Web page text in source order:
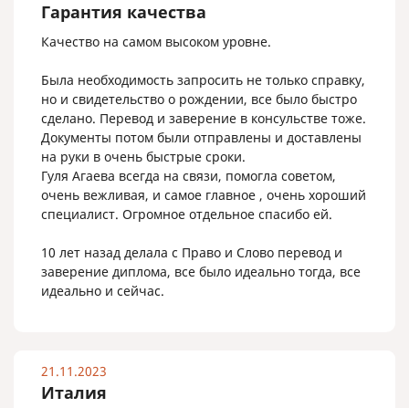
Гарантия качества
Качество на самом высоком уровне.
Была необходимость запросить не только справку,
но и свидетельство о рождении, все было быстро
сделано. Перевод и заверение в консульстве тоже.
Документы потом были отправлены и доставлены
на руки в очень быстрые сроки.
Гуля Агаева всегда на связи, помогла советом,
очень вежливая, и самое главное , очень хороший
специалист. Огромное отдельное спасибо ей.
10 лет назад делала с Право и Слово перевод и
заверение диплома, все было идеально тогда, все
идеально и сейчас.
21.11.2023
Италия